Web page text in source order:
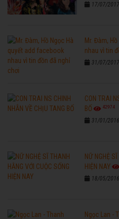
17/07/
Mr. Đàm,
nhau vì tin
31/07/
CON TRAI
BỐ
42974
31/01/
NỮ NGHỆ
HIỆN NAY
18/05/
Ngọc Lan -